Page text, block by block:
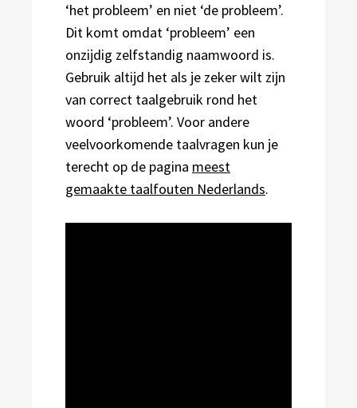
‘het probleem’ en niet ‘de probleem’.
Dit komt omdat ‘probleem’ een
onzijdig zelfstandig naamwoord is.
Gebruik altijd het als je zeker wilt zijn
van correct taalgebruik rond het
woord ‘probleem’. Voor andere
veelvoorkomende taalvragen kun je
terecht op de pagina meest
gemaakte taalfouten Nederlands.